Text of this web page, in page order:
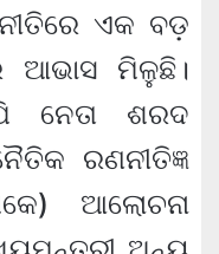
ଏକ ବଡ଼
ଆଭାସ ମିଳୁଛି।
ନେତା ଶରଦ
ରଣନୀତିଜ୍ଞ
ଆଲୋଚନା